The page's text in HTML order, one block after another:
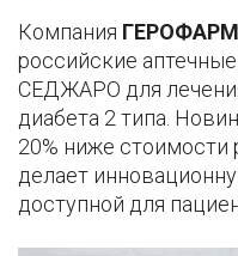
Компания ГЕРОФАРМ
российские
СЕДЖАРО для
диабета 2 типа.
20% ниже стоимости
делает
доступной для